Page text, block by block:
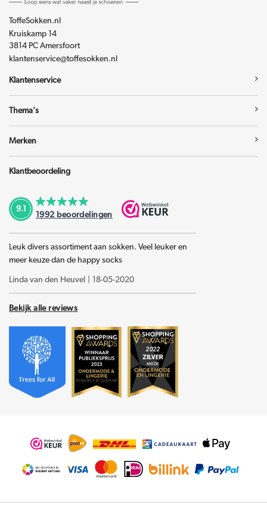
ToffeSokken.nl
Kruiskamp 14
3814 PC Amersfoort
klantenservice@toffesokken.nl
Klantenservice
Thema's
Merken
Klantbeoordeling
9.1
1992beoordelingen
Leuk divers assortiment aan sokken. Veel leuker en
meer keuze dan de happy socks
Linda van den Heuvel 18-05-2020
Bekijk alle reviews